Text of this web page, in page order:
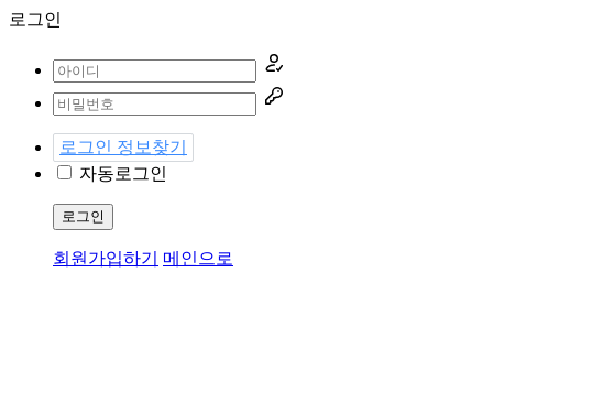
로그인
로그인 정보찾기
자동로그인
로그인
회원가입하기 메인으로